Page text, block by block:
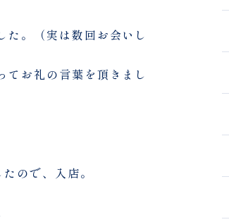
た。（実は数回お会いし
てお礼の言葉を頂きまし
ので、入店。